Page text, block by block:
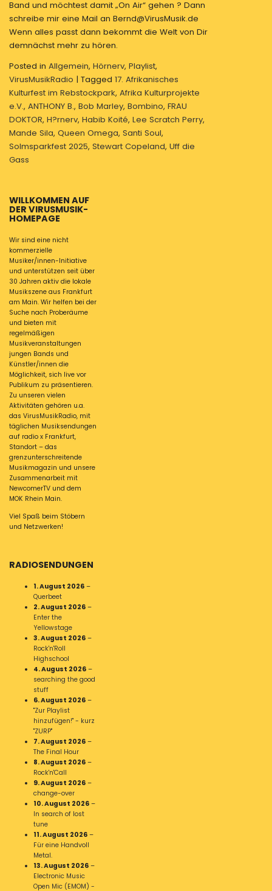
Band und möchtest damit „On Air“ gehen ? Dann
schreibe mir eine Mail an Bernd@VirusMusik.de
Wenn alles passt dann bekommt die Welt von Dir
demnächst mehr zu hören.
Posted in Allgemein, Hörnerv, Playlist,
VirusMusikRadio | Tagged 17. Afrikanisches
Kulturfest im Rebstockpark, Afrika Kulturprojekte
e.V., ANTHONY B., Bob Marley, Bombino, FRAU
DOKTOR, H?rnerv, Habib Koité, Lee Scratch Perry,
Mande Sila, Queen Omega, Santi Soul,
Solmsparkfest 2025, Stewart Copeland, Uff die
Gass
WILLKOMMEN AUF
DER VIRUSMUSIK-
HOMEPAGE
Wir sind eine nicht
kommerzielle
Musiker/innen-Initiative
und unterstützen seit über
30 Jahren aktiv die lokale
Musikszene aus Frankfurt
am Main. Wir helfen bei der
Suche nach Proberäume
und bieten mit
regelmäßigen
Musikveranstaltungen
jungen Bands und
Künstler/innen die
Möglichkeit, sich live vor
Publikum zu präsentieren.
Zu unseren vielen
Aktivitäten gehören u.a.
das VirusMusikRadio, mit
täglichen Musiksendungen
auf radio x Frankfurt,
Standort – das
grenzunterschreitende
Musikmagazin und unsere
Zusammenarbeit mit
NewcomerTV und dem
MOK Rhein Main.
Viel Spaß beim Stöbern
und Netzwerken!
RADIOSENDUNGEN
1. August 2026 –
Querbeet
2. August 2026 –
Enter the
Yellowstage
3. August 2026 –
Rock'n'Roll
Highschool
4. August 2026 –
searching the good
stuff
6. August 2026 –
"Zur Playlist
hinzufügen!" - kurz
"ZURP"
7. August 2026 –
The Final Hour
8. August 2026 –
Rock'n'Call
9. August 2026 –
change-over
10. August 2026 –
In search of lost
tune
11. August 2026 –
Für eine Handvoll
Metal.
13. August 2026 –
Electronic Music
Open Mic (EMOM) -